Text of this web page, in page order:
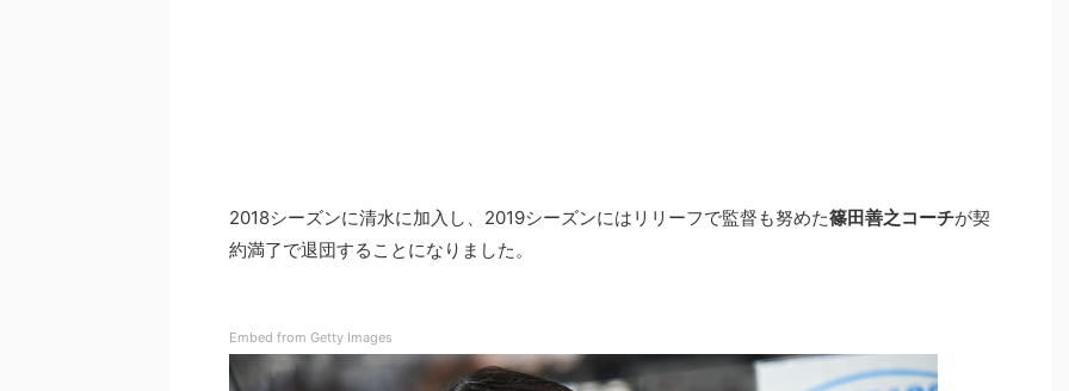
2018シーズンに清水に加入し、2019シーズンにはリリーフで監督も努めた篠田善之コーチが契
約満了で退団することになりました。
Embed from Getty Images